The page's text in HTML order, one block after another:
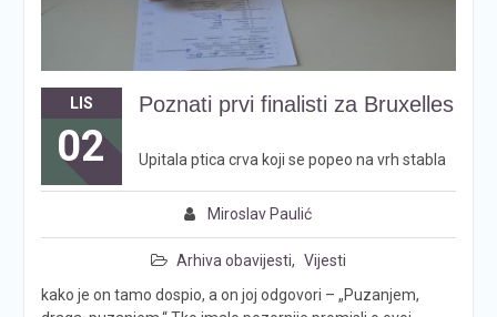
LIS
02
Poznati prvi finalisti za Bruxelles
Miroslav Paulić
Arhiva obavijesti, Vijesti
Upitala ptica crva koji se popeo na vrh stabla
kako je on tamo dospio, a on joj odgovori – „Puzanjem,